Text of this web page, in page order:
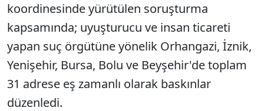
koordinesinde yürütülen soruşturma
kapsamında; uyuşturucu ve insan ticareti
yapan suç örgütüne yönelik Orhangazi, İznik,
Yenişehir, Bursa, Bolu ve Beyşehir'de toplam
31 adrese eş zamanlı olarak baskınlar
düzenledi.